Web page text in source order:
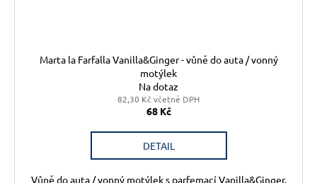
Marta la Farfalla Vanilla&Ginger - vůně do auta / vonný
motýlek
Na dotaz
82,30 Kč včetně DPH
68 Kč
DETAIL
Vůně do auta / vonný motýlek s parfemací Vanilla&Ginger.